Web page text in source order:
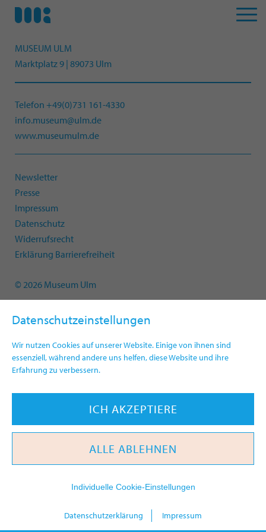
Datenschutzeinstellungen
Wir nutzen Cookies auf unserer Website. Einige von ihnen sind
essenziell, während andere uns helfen, diese Website und ihre
Erfahrung zu verbessern.
ICH AKZEPTIERE
ALLE ABLEHNEN
Individuelle Cookie-Einstellungen
Datenschutzerklärung Impressum
MUSEUM ULM
Marktplatz 9 | 89073 Ulm
Telefon +49(0)731 161-4330
info.museum@ulm.de
www.museumulm.de
Newsletter
Presse
Impressum
Datenschutz
Widerrufsrecht
Erklärung Barrierefreiheit
© 2026 Museum Ulm